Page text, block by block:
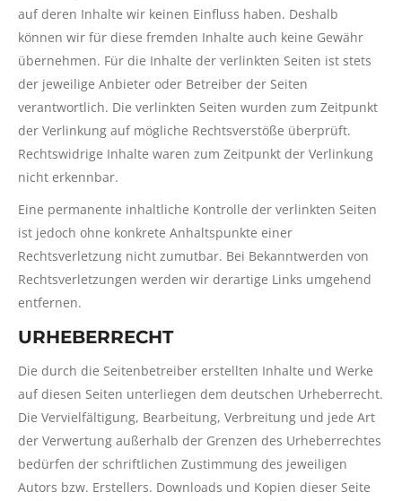
auf deren Inhalte wir keinen Einfluss haben. Deshalb
können wir für diese fremden Inhalte auch keine Gewähr
übernehmen. Für die Inhalte der verlinkten Seiten ist stets
der jeweilige Anbieter oder Betreiber der Seiten
verantwortlich. Die verlinkten Seiten wurden zum Zeitpunkt
der Verlinkung auf mögliche Rechtsverstöße überprüft.
Rechtswidrige Inhalte waren zum Zeitpunkt der Verlinkung
nicht erkennbar.
Eine permanente inhaltliche Kontrolle der verlinkten Seiten
ist jedoch ohne konkrete Anhaltspunkte einer
Rechtsverletzung nicht zumutbar. Bei Bekanntwerden von
Rechtsverletzungen werden wir derartige Links umgehend
entfernen.
URHEBERRECHT
Die durch die Seitenbetreiber erstellten Inhalte und Werke
auf diesen Seiten unterliegen dem deutschen Urheberrecht.
Die Vervielfältigung, Bearbeitung, Verbreitung und jede Art
der Verwertung außerhalb der Grenzen des Urheberrechtes
bedürfen der schriftlichen Zustimmung des jeweiligen
Autors bzw. Erstellers. Downloads und Kopien dieser Seite